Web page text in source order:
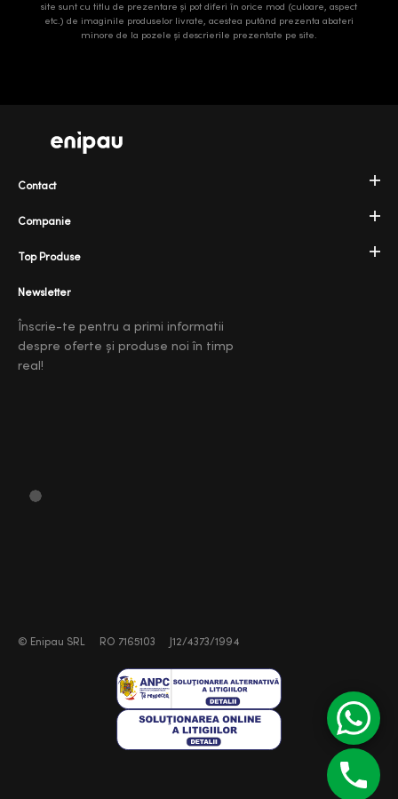
site sunt cu titlu de prezentare și pot diferi în orice mod (culoare, aspect
etc.) de imaginile produselor livrate, acestea putând prezenta abateri
minore de la pozele și descrierile prezentate pe site.
Companie
Top Produse
Contact
Newsletter
Înscrie-te pentru a primi informatii
despre oferte și produse noi în timp
real!
© Enipau SRL RO 7165103 J12/4373/1994